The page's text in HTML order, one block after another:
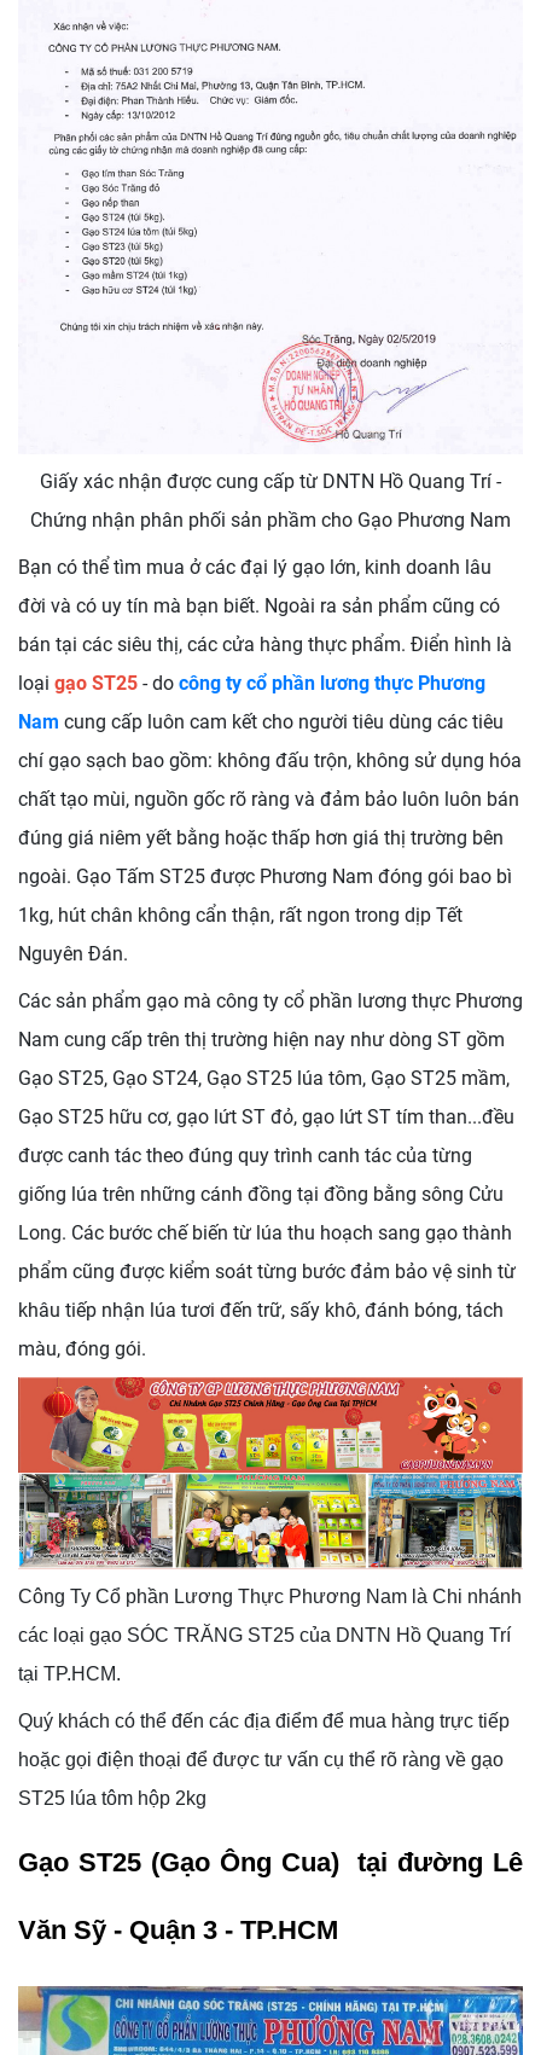
Giấy xác nhận được cung cấp từ DNTN Hồ Quang Trí -
Chứng nhận phân phối sản phầm cho Gạo Phương Nam
Bạn có thể tìm mua ở các đại lý gạo lớn, kinh doanh lâu
đời và có uy tín mà bạn biết. Ngoài ra sản phẩm cũng có
bán tại các siêu thị, các cửa hàng thực phẩm. Điển hình là
loại gạo ST25 - do công ty cổ phần lương thực Phương
Nam cung cấp luôn cam kết cho người tiêu dùng các tiêu
chí gạo sạch bao gồm: không đấu trộn, không sử dụng hóa
chất tạo mùi, nguồn gốc rõ ràng và đảm bảo luôn luôn bán
đúng giá niêm yết bằng hoặc thấp hơn giá thị trường bên
ngoài. Gạo Tấm ST25 được Phương Nam đóng gói bao bì
1kg, hút chân không cẩn thận, rất ngon trong dịp Tết
Nguyên Đán.
Các sản phẩm gạo mà công ty cổ phần lương thực Phương
Nam cung cấp trên thị trường hiện nay như dòng ST gồm
Gạo ST25, Gạo ST24, Gạo ST25 lúa tôm, Gạo ST25 mầm,
Gạo ST25 hữu cơ, gạo lứt ST đỏ, gạo lứt ST tím than...đều
được canh tác theo đúng quy trình canh tác của từng
giống lúa trên những cánh đồng tại đồng bằng sông Cửu
Long. Các bước chế biến từ lúa thu hoạch sang gạo thành
phẩm cũng được kiểm soát từng bước đảm bảo vệ sinh từ
khâu tiếp nhận lúa tươi đến trữ, sấy khô, đánh bóng, tách
màu, đóng gói.
Công Ty Cổ phần Lương Thực Phương Nam là Chi nhánh
các loại gạo SÓC TRĂNG ST25 của DNTN Hồ Quang Trí
tại TP.HCM.
Quý khách có thể đến các địa điểm để mua hàng trực tiếp
hoặc gọi điện thoại để được tư vấn cụ thể rõ ràng về gạo
ST25 lúa tôm hộp 2kg
Gạo ST25 (Gạo Ông Cua) tại đường Lê
Văn Sỹ - Quận 3 - TP.HCM